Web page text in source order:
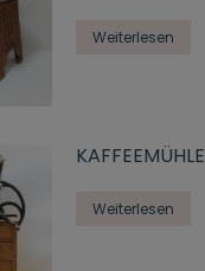
Weiterlesen
KAFFEEMÜHLE
Weiterlesen